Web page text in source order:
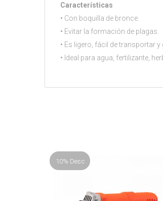
Características
• Con boquilla de bronce.
• Evitar la formación de plagas.
• Es ligero, fácil de transportar y
• Ideal para agua, fertilizante,
10% Desc